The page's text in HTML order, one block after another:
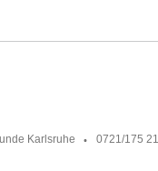
Karlsruhe 0721/175